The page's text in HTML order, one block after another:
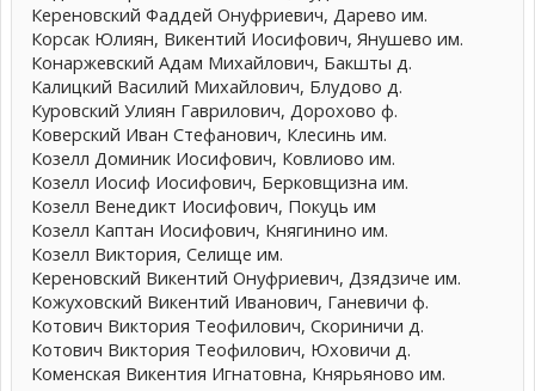
Кереновский Фаддей Онуфриевич, Дарево им.
Корсак Юлиян, Викентий Иосифович, Янушево им.
Конаржевский Адам Михайлович, Бакшты д.
Калицкий Василий Михайлович, Блудово д.
Куровский Улиян Гаврилович, Дорохово ф.
Коверский Иван Стефанович, Клесинь им.
Козелл Доминик Иосифович, Ковлиово им.
Козелл Иосиф Иосифович, Берковщизна им.
Козелл Венедикт Иосифович, Покуць им
Козелл Каптан Иосифович, Княгинино им.
Козелл Виктория, Селище им.
Кереновский Викентий Онуфриевич, Дзядзиче им.
Кожуховский Викентий Иванович, Ганевичи ф.
Котович Виктория Теофилович, Скориничи д.
Котович Виктория Теофилович, Юховичи д.
Коменская Викентия Игнатовна, Княрьяново им.